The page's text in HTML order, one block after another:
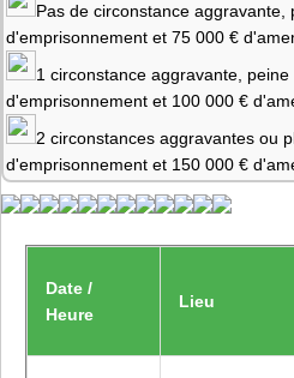
Pas de circonstance aggravante,
d'emprisonnement et 75 000 €
1 circonstance aggravante,
d'emprisonnement et 100 000 €
2 circonstances aggravantes ou
d'emprisonnement et 150 000 €
Date /
Heure
Lieu